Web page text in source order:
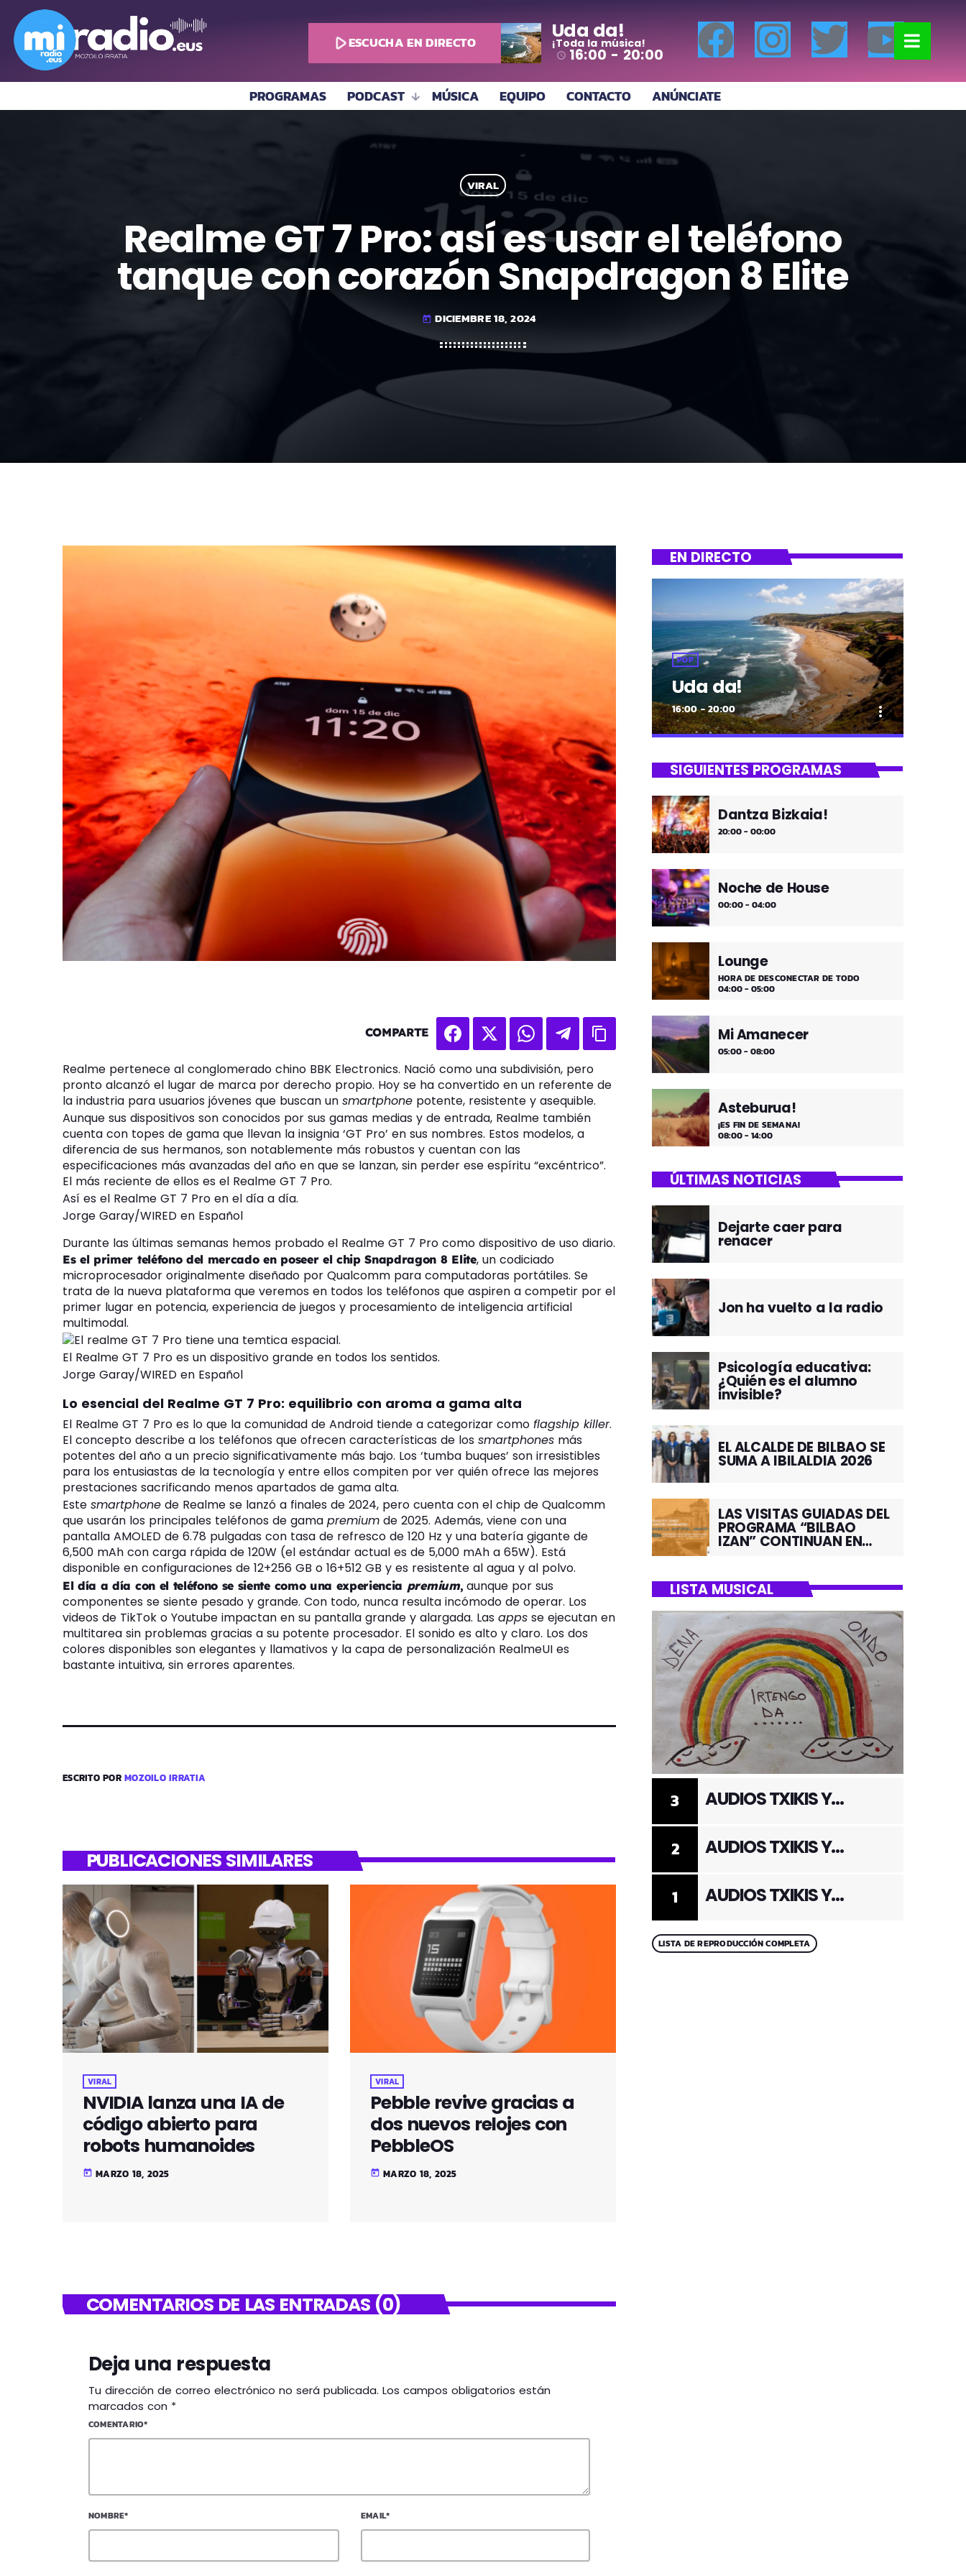
play_arrowESCUCHA EN DIRECTO Uda da!
¡Toda la música!
access_time 16:00 - 20:00
PROGRAMAS PODCAST MÚSICA EQUIPO CONTACTO ANÚNCIATE
VIRAL
Realme GT 7 Pro: así es usar el teléfono
tanque con corazón Snapdragon 8 Elite
today DICIEMBRE 18, 2024
COMPARTE
Realme pertenece al conglomerado chino BBK Electronics. Nació como una subdivisión, pero
pronto alcanzó el lugar de marca por derecho propio. Hoy se ha convertido en un referente de
la industria para usuarios jóvenes que buscan un smartphone potente, resistente y asequible.
Aunque sus dispositivos son conocidos por sus gamas medias y de entrada, Realme también
cuenta con topes de gama que llevan la insignia ‘GT Pro’ en sus nombres. Estos modelos, a
diferencia de sus hermanos, son notablemente más robustos y cuentan con las
especificaciones más avanzadas del año en que se lanzan, sin perder ese espíritu “excéntrico”.
El más reciente de ellos es el Realme GT 7 Pro.
Así es el Realme GT 7 Pro en el día a día.
Jorge Garay/WIRED en Español
Durante las últimas semanas hemos probado el Realme GT 7 Pro como dispositivo de uso diario.
Es el primer teléfono del mercado en poseer el chip Snapdragon 8 Elite, un codiciado
microprocesador originalmente diseñado por Qualcomm para computadoras portátiles. Se
trata de la nueva plataforma que veremos en todos los teléfonos que aspiren a competir por el
primer lugar en potencia, experiencia de juegos y procesamiento de inteligencia artificial
multimodal.
El Realme GT 7 Pro es un dispositivo grande en todos los sentidos.
Jorge Garay/WIRED en Español
Lo esencial del Realme GT 7 Pro: equilibrio con aroma a gama alta
El Realme GT 7 Pro es lo que la comunidad de Android tiende a categorizar como flagship killer.
El concepto describe a los teléfonos que ofrecen características de los smartphones más
potentes del año a un precio significativamente más bajo. Los ‘tumba buques’ son irresistibles
para los entusiastas de la tecnología y entre ellos compiten por ver quién ofrece las mejores
prestaciones sacrificando menos apartados de gama alta.
Este smartphone de Realme se lanzó a finales de 2024, pero cuenta con el chip de Qualcomm
que usarán los principales teléfonos de gama premium de 2025. Además, viene con una
pantalla AMOLED de 6.78 pulgadas con tasa de refresco de 120 Hz y una batería gigante de
6,500 mAh con carga rápida de 120W (el estándar actual es de 5,000 mAh a 65W). Está
disponible en configuraciones de 12+256 GB o 16+512 GB y es resistente al agua y al polvo.
El día a día con el teléfono se siente como una experiencia premium, aunque por sus
componentes se siente pesado y grande. Con todo, nunca resulta incómodo de operar. Los
videos de TikTok o Youtube impactan en su pantalla grande y alargada. Las apps se ejecutan en
multitarea sin problemas gracias a su potente procesador. El sonido es alto y claro. Los dos
colores disponibles son elegantes y llamativos y la capa de personalización RealmeUI es
bastante intuitiva, sin errores aparentes.
ESCRITO PORMOZOILO IRRATIA
PUBLICACIONES SIMILARES
VIRAL
NVIDIA lanza una IA de
código abierto para
robots humanoides
today MARZO 18, 2025
VIRAL
Pebble revive gracias a
dos nuevos relojes con
PebbleOS
today MARZO 18, 2025
COMENTARIOS DE LAS ENTRADAS (0)
Deja una respuesta
Tu dirección de correo electrónico no será publicada. Los campos obligatorios están
marcados con *
COMENTARIO*
NOMBRE* EMAIL*
EN DIRECTO
POP
Uda da!
16:00 - 20:00 more_vert
Uda da!
¡Toda la música!
SIGUIENTES PROGRAMAS
Dantza Bizkaia!
20:00 - 00:00
Noche de House
00:00 - 04:00
Lounge
HORA DE DESCONECTAR DE TODO
04:00 - 05:00
Mi Amanecer
05:00 - 08:00
Asteburua!
¡ES FIN DE SEMANA!
08:00 - 14:00
ÚLTIMAS NOTICIAS
Dejarte caer para
renacer
Jon ha vuelto a la radio
Psicología educativa:
¿Quién es el alumno
invisible?
EL ALCALDE DE BILBAO SE
SUMA A IBILALDIA 2026
LAS VISITAS GUIADAS DEL
PROGRAMA “BILBAO
IZAN” CONTINUAN EN
LISTA MUSICAL
1 AUDIOS TXIKIS Y
2 AUDIOS TXIKIS Y
3 AUDIOS TXIKIS Y
LISTA DE REPRODUCCIÓN COMPLETA